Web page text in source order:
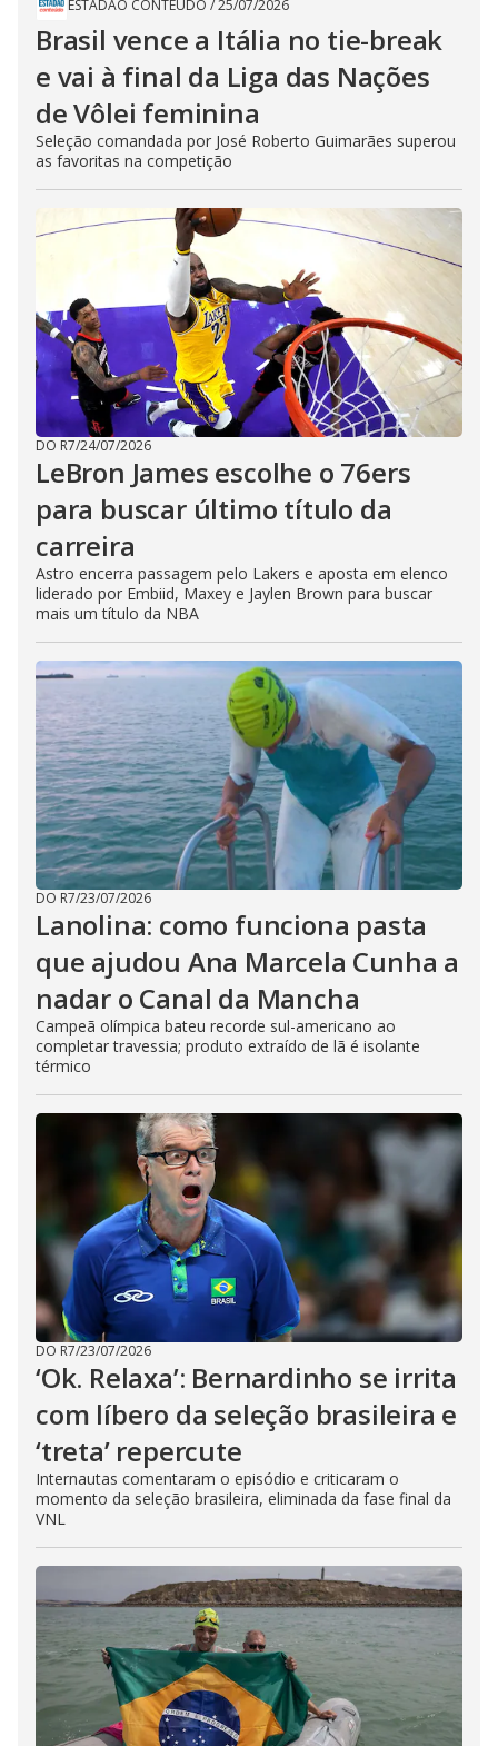
ESTADÃO CONTEÚDO /25/07/2026
Brasil vence a Itália no tie-break
e vai à final da Liga das Nações
de Vôlei feminina
Seleção comandada por José Roberto Guimarães superou
as favoritas na competição
DO R7/24/07/2026
LeBron James escolhe o 76ers
para buscar último título da
carreira
Astro encerra passagem pelo Lakers e aposta em elenco
liderado por Embiid, Maxey e Jaylen Brown para buscar
mais um título da NBA
DO R7/23/07/2026
Lanolina: como funciona pasta
que ajudou Ana Marcela Cunha a
nadar o Canal da Mancha
Campeã olímpica bateu recorde sul-americano ao
completar travessia; produto extraído de lã é isolante
térmico
DO R7/23/07/2026
‘Ok. Relaxa’: Bernardinho se irrita
com líbero da seleção brasileira e
‘treta’ repercute
Internautas comentaram o episódio e criticaram o
momento da seleção brasileira, eliminada da fase final da
VNL